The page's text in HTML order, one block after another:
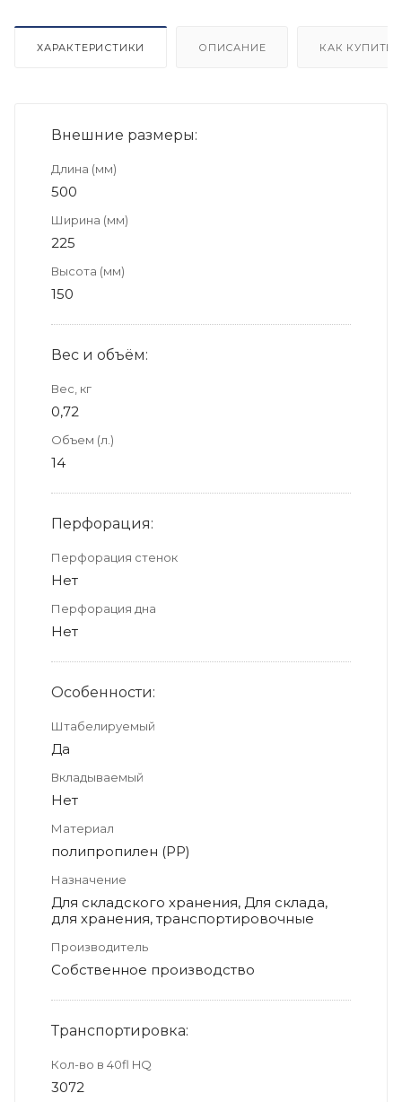
ХАРАКТЕРИСТИКИ ОПИСАНИЕ КАК КУПИТЬ
Внешние размеры:
Длина (мм)
500
Ширина (мм)
225
Высота (мм)
150
Вес и объём:
Вес, кг
0,72
Объем (л.)
14
Перфорация:
Перфорация стенок
Нет
Перфорация дна
Нет
Особенности:
Штабелируемый
Да
Вкладываемый
Нет
Материал
полипропилен (PP)
Назначение
Для складского хранения, Для склада,
для хранения, транспортировочные
Производитель
Собственное производство
Транспортировка:
Кол-во в 40fl HQ
3072